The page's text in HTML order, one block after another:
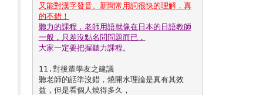
又能對漢字發音、新聞常用詞很快的理解，真
的不錯！
聽力的課程，老師用語就像在日本的日語教師
一般，只差沒點名問問題而已，
大家一定要把握聽力課程。
11.對後輩學友之建議
聽老師的話準沒錯，燒開水理論是真有其效
益，但是看個人燒得多久，